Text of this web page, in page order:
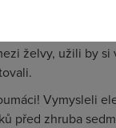
s diváky. Nějak
jádro fanoušků
želvy, užili by
Vymysleli
před zhruba